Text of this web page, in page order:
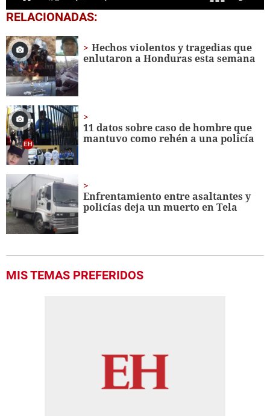
0
seconds
49
seconds
RELACIONADAS:
Hechos violentos y tragedias que
enlutaron a Honduras esta semana
11 datos sobre caso de hombre que
mantuvo como rehén a una policía
Enfrentamiento entre asaltantes y
policías deja un muerto en Tela
MIS TEMAS PREFERIDOS